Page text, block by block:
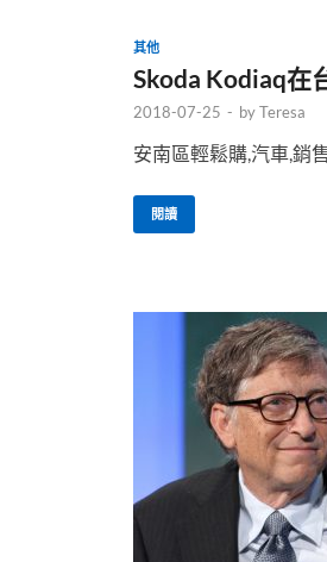
其他
Skoda Kodiaq在
2018-07-25 - byTeresa
安南區輕鬆購,汽車,銷
閱讀